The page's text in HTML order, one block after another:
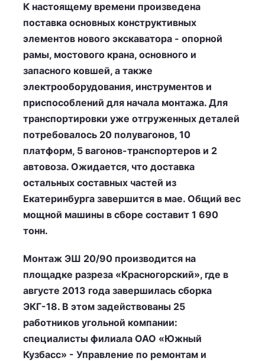
К настоящему времени произведена
поставка основных конструктивных
элементов нового экскаватора - опорной
рамы, мостового крана, основного и
запасного ковшей, а также
электрооборудования, инструментов и
приспособлений для начала монтажа. Для
транспортировки уже отгруженных деталей
потребовалось 20 полувагонов, 10
платформ, 5 вагонов-транспортеров и 2
автовоза. Ожидается, что доставка
остальных составных частей из
Екатеринбурга завершится в мае. Общий вес
мощной машины в сборе составит 1 690
тонн.
Монтаж ЭШ 20/90 производится на
площадке разреза «Красногорский», где в
августе 2013 года завершилась сборка
ЭКГ-18. В этом задействованы 25
работников угольной компании:
специалисты филиала ОАО «Южный
Кузбасс» - Управление по ремонтам и